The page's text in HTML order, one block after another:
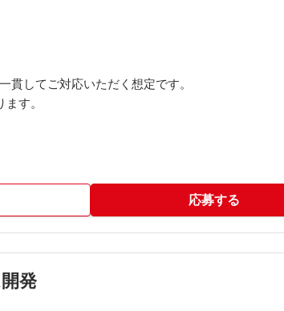
貫してご対応いただく想定です。
す。
応募する
発